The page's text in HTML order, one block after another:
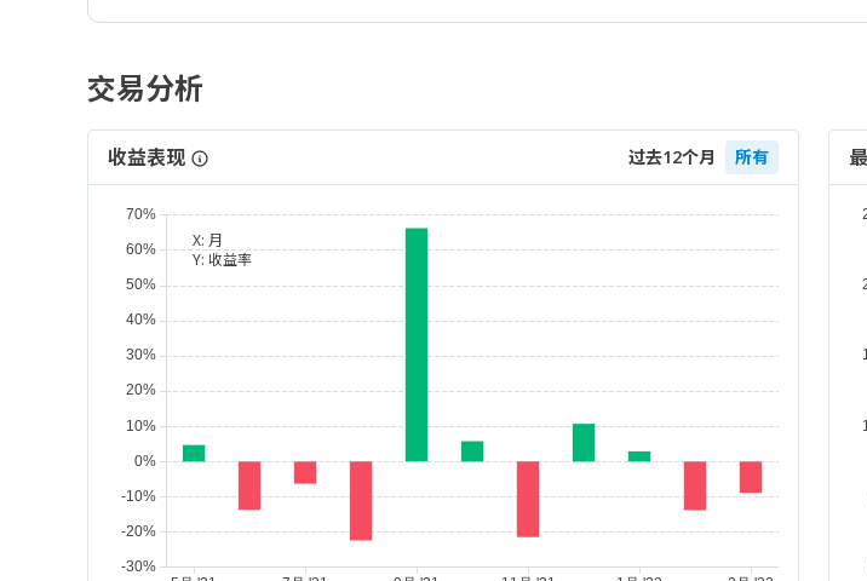
交易分析
收益表现 过去12个月 所有
X: 月
Y: 收益率